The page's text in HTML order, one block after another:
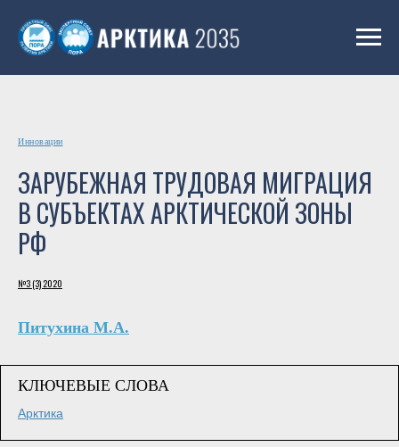
Инновации
ЗАРУБЕЖНАЯ ТРУДОВАЯ МИГРАЦИЯ
В СУБЪЕКТАХ АРКТИЧЕСКОЙ ЗОНЫ
РФ
№3 (3) 2020
Питухина М.А.
КЛЮЧЕВЫЕ СЛОВА
Арктика